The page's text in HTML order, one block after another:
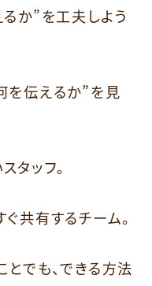
か”を工夫しよう
を伝えるか”を見
タッフ。
共有するチーム。
とでも、できる方法